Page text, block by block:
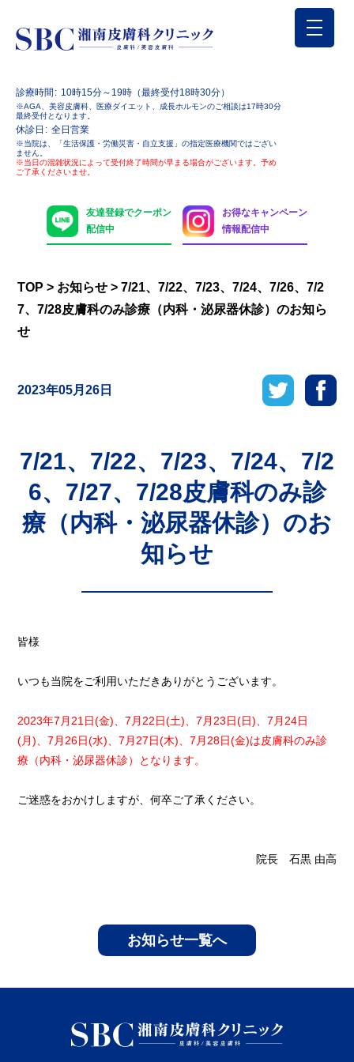
診療時間 10時15分～19時（最終受付18時30分）
※AGA、美容皮膚科、医療ダイエット、成長ホルモンのご相談は17時30分
最終受付となります。
休診日 全日営業
※当院は、「生活保護・労働災害・自立支援」の指定医療機関ではござい
ません。
※当日の混雑状況によって受付終了時間が早まる場合がございます。予め
ご了承くださいませ。
友達登録でクーポン
配信中
お得なキャンペーン
情報配信中
TOP > お知らせ >7/21、7/22、7/23、7/24、7/26、7/2
7、7/28皮膚科のみ診療（内科・泌尿器休診）のお知ら
せ
2023年05月26日
7/21、7/22、7/23、7/24、7/2
6、7/27、7/28皮膚科のみ診
療（内科・泌尿器休診）のお
知らせ
皆様
いつも当院をご利用いただきありがとうございます。
2023年7月21日(金)、7月22日(土)、7月23日(日)、7月24日
(月)、7月26日(水)、7月27日(木)、7月28日(金)は皮膚科のみ診
療（内科・泌尿器休診）となります。
ご迷惑をおかけしますが、何卒ご了承ください。
院長 石黒 由高
お知らせ一覧へ